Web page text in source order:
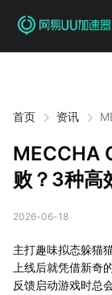
首页 资讯
MECCHA
败？3种高
2026-06-18
主打趣味拟态躲猫
上线后就凭借新奇
反馈启动游戏时总